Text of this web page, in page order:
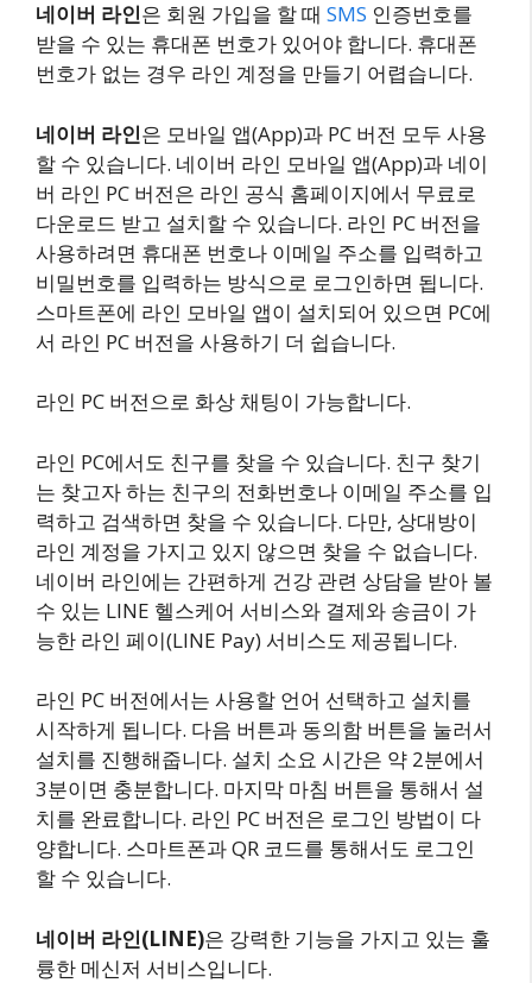
네이버 라인은 회원 가입을 할 때 SMS 인증번호를
받을 수 있는 휴대폰 번호가 있어야 합니다. 휴대폰
번호가 없는 경우 라인 계정을 만들기 어렵습니다.
네이버 라인은 모바일 앱(App)과 PC 버전 모두 사용
할 수 있습니다. 네이버 라인 모바일 앱(App)과 네이
버 라인 PC 버전은 라인 공식 홈페이지에서 무료로
다운로드 받고 설치할 수 있습니다. 라인 PC 버전을
사용하려면 휴대폰 번호나 이메일 주소를 입력하고
비밀번호를 입력하는 방식으로 로그인하면 됩니다.
스마트폰에 라인 모바일 앱이 설치되어 있으면 PC에
서 라인 PC 버전을 사용하기 더 쉽습니다.
라인 PC 버전으로 화상 채팅이 가능합니다.
라인 PC에서도 친구를 찾을 수 있습니다. 친구 찾기
는 찾고자 하는 친구의 전화번호나 이메일 주소를 입
력하고 검색하면 찾을 수 있습니다. 다만, 상대방이
라인 계정을 가지고 있지 않으면 찾을 수 없습니다.
네이버 라인에는 간편하게 건강 관련 상담을 받아 볼
수 있는 LINE 헬스케어 서비스와 결제와 송금이 가
능한 라인 페이(LINE Pay) 서비스도 제공됩니다.
라인 PC 버전에서는 사용할 언어 선택하고 설치를
시작하게 됩니다. 다음 버튼과 동의함 버튼을 눌러서
설치를 진행해줍니다. 설치 소요 시간은 약 2분에서
3분이면 충분합니다. 마지막 마침 버튼을 통해서 설
치를 완료합니다. 라인 PC 버전은 로그인 방법이 다
양합니다. 스마트폰과 QR 코드를 통해서도 로그인
할 수 있습니다.
네이버 라인(LINE)은 강력한 기능을 가지고 있는 훌
륭한 메신저 서비스입니다.